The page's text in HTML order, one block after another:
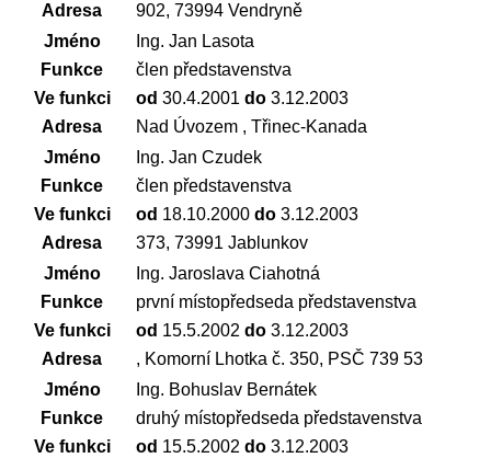
Adresa
902, 73994 Vendryně
Jméno
Ing. Jan Lasota
Funkce
člen představenstva
Ve funkci
od 30.4.2001 do3.12.2003
Adresa
Nad Úvozem , Třinec-Kanada
Jméno
Ing. Jan Czudek
Funkce
člen představenstva
Ve funkci
od 18.10.2000 do3.12.2003
Adresa
373, 73991 Jablunkov
Jméno
Ing. Jaroslava Ciahotná
Funkce
první místopředseda představenstva
Ve funkci
od 15.5.2002 do3.12.2003
Adresa
, Komorní Lhotka č. 350, PSČ 739 53
Jméno
Ing. Bohuslav Bernátek
Funkce
druhý místopředseda představenstva
Ve funkci
od 15.5.2002 do3.12.2003